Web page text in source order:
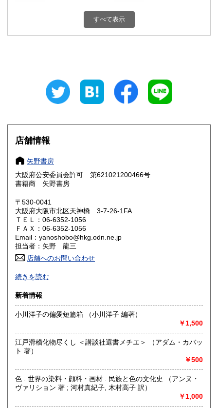
530円 神奈川県
新潟県 530円 富山県 470円
530円 長野県
470円 静岡県
滋賀県
大阪府
奈良県
鳥取県 550円
岡山県 550円
山口県
佐賀県 530円 長崎県
530円 530円
宮崎県
沖縄県 790円
すべて表示
店舗情報
矢野書房
大阪府公安委員会許可 第621021200466号
書籍商 矢野書房
〒530-0041
大阪府大阪市北区天神橋 3-7-26-1FA
ＴＥＬ：06-6352-1056
ＦＡＸ：06-6352-1056
Email：yanoshobo@hkg.odn.ne.jp
担当者：矢野 龍三
店舗へのお問い合わせ
・近代文学・初版本 外国文学翻訳ものなど多数取り揃えて
おります。店頭販売を主としておりますので、掲載書籍が店
頭で売切れてしまい、稀にデータ削除が遅れることがありま
す。返信メールは必ず早急に差し上げます。
尚、同商品を店頭や他のサイトでも販売している場合があり
ますので売切れの節は平にご容赦お願い申し上げます。
・また、掲載品を直接店舗に見に（ご購入に）来られる場合
はご一報いただけると幸いです。商品によっては離れた倉庫
で管理していますのですぐに出せない場合があります。よろ
沿線名：JR環状線・東西線 地下鉄谷町・堺筋線
最寄駅：天満 大阪天満宮 南森町 扇町各駅より徒歩5分
続きを読む
新着情報
小川洋子の偏愛短篇箱 （小川洋子 編著）
￥1,500
江戸滑稽化物尽くし ＜講談社選書メチエ＞ （アダム・カバッ
ト 著）
￥500
色 : 世界の染料・顔料・画材 : 民族と色の文化史 （アンヌ・
ヴァリション 著 ; 河村真紀子, 木村高子 訳）
￥1,000